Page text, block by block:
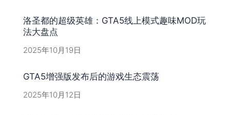
洛圣都的超级英雄：GTA5线上模式趣味MOD玩
法大盘点
2025年10月19日
GTA5增强版发布后的游戏生态震荡
2025年10月12日